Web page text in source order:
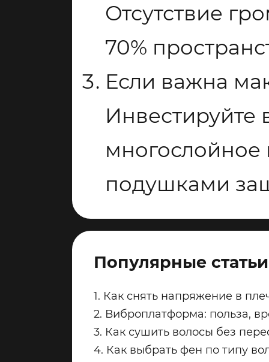
Отсутствие
70%
Если важна
Инвестируйте
подушками
Популярные статьи
1. Как снять напряжение в
2. Виброплатформа: польза,
3. Как сушить волосы без
4. Как выбрать фен по типу